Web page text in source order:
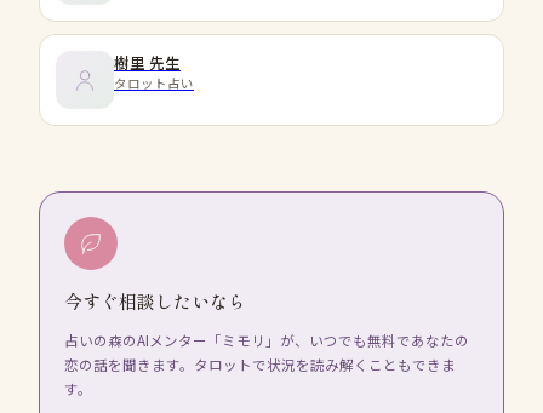
樹里 先生
タロット占い
今すぐ相談したいなら
占いの森のAIメンター「ミモリ」が、いつでも無料であなたの
恋の話を聞きます。タロットで状況を読み解くこともできま
す。